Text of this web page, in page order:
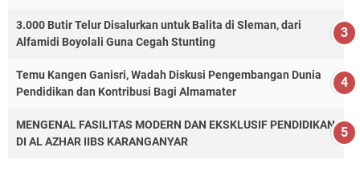
3.000 Butir Telur Disalurkan untuk Balita di Sleman, dari
Alfamidi Boyolali Guna Cegah Stunting
Temu Kangen Ganisri, Wadah Diskusi Pengembangan Dunia
Pendidikan dan Kontribusi Bagi Almamater
MENGENAL FASILITAS MODERN DAN EKSKLUSIF PENDIDIKAN
DI AL AZHAR IIBS KARANGANYAR